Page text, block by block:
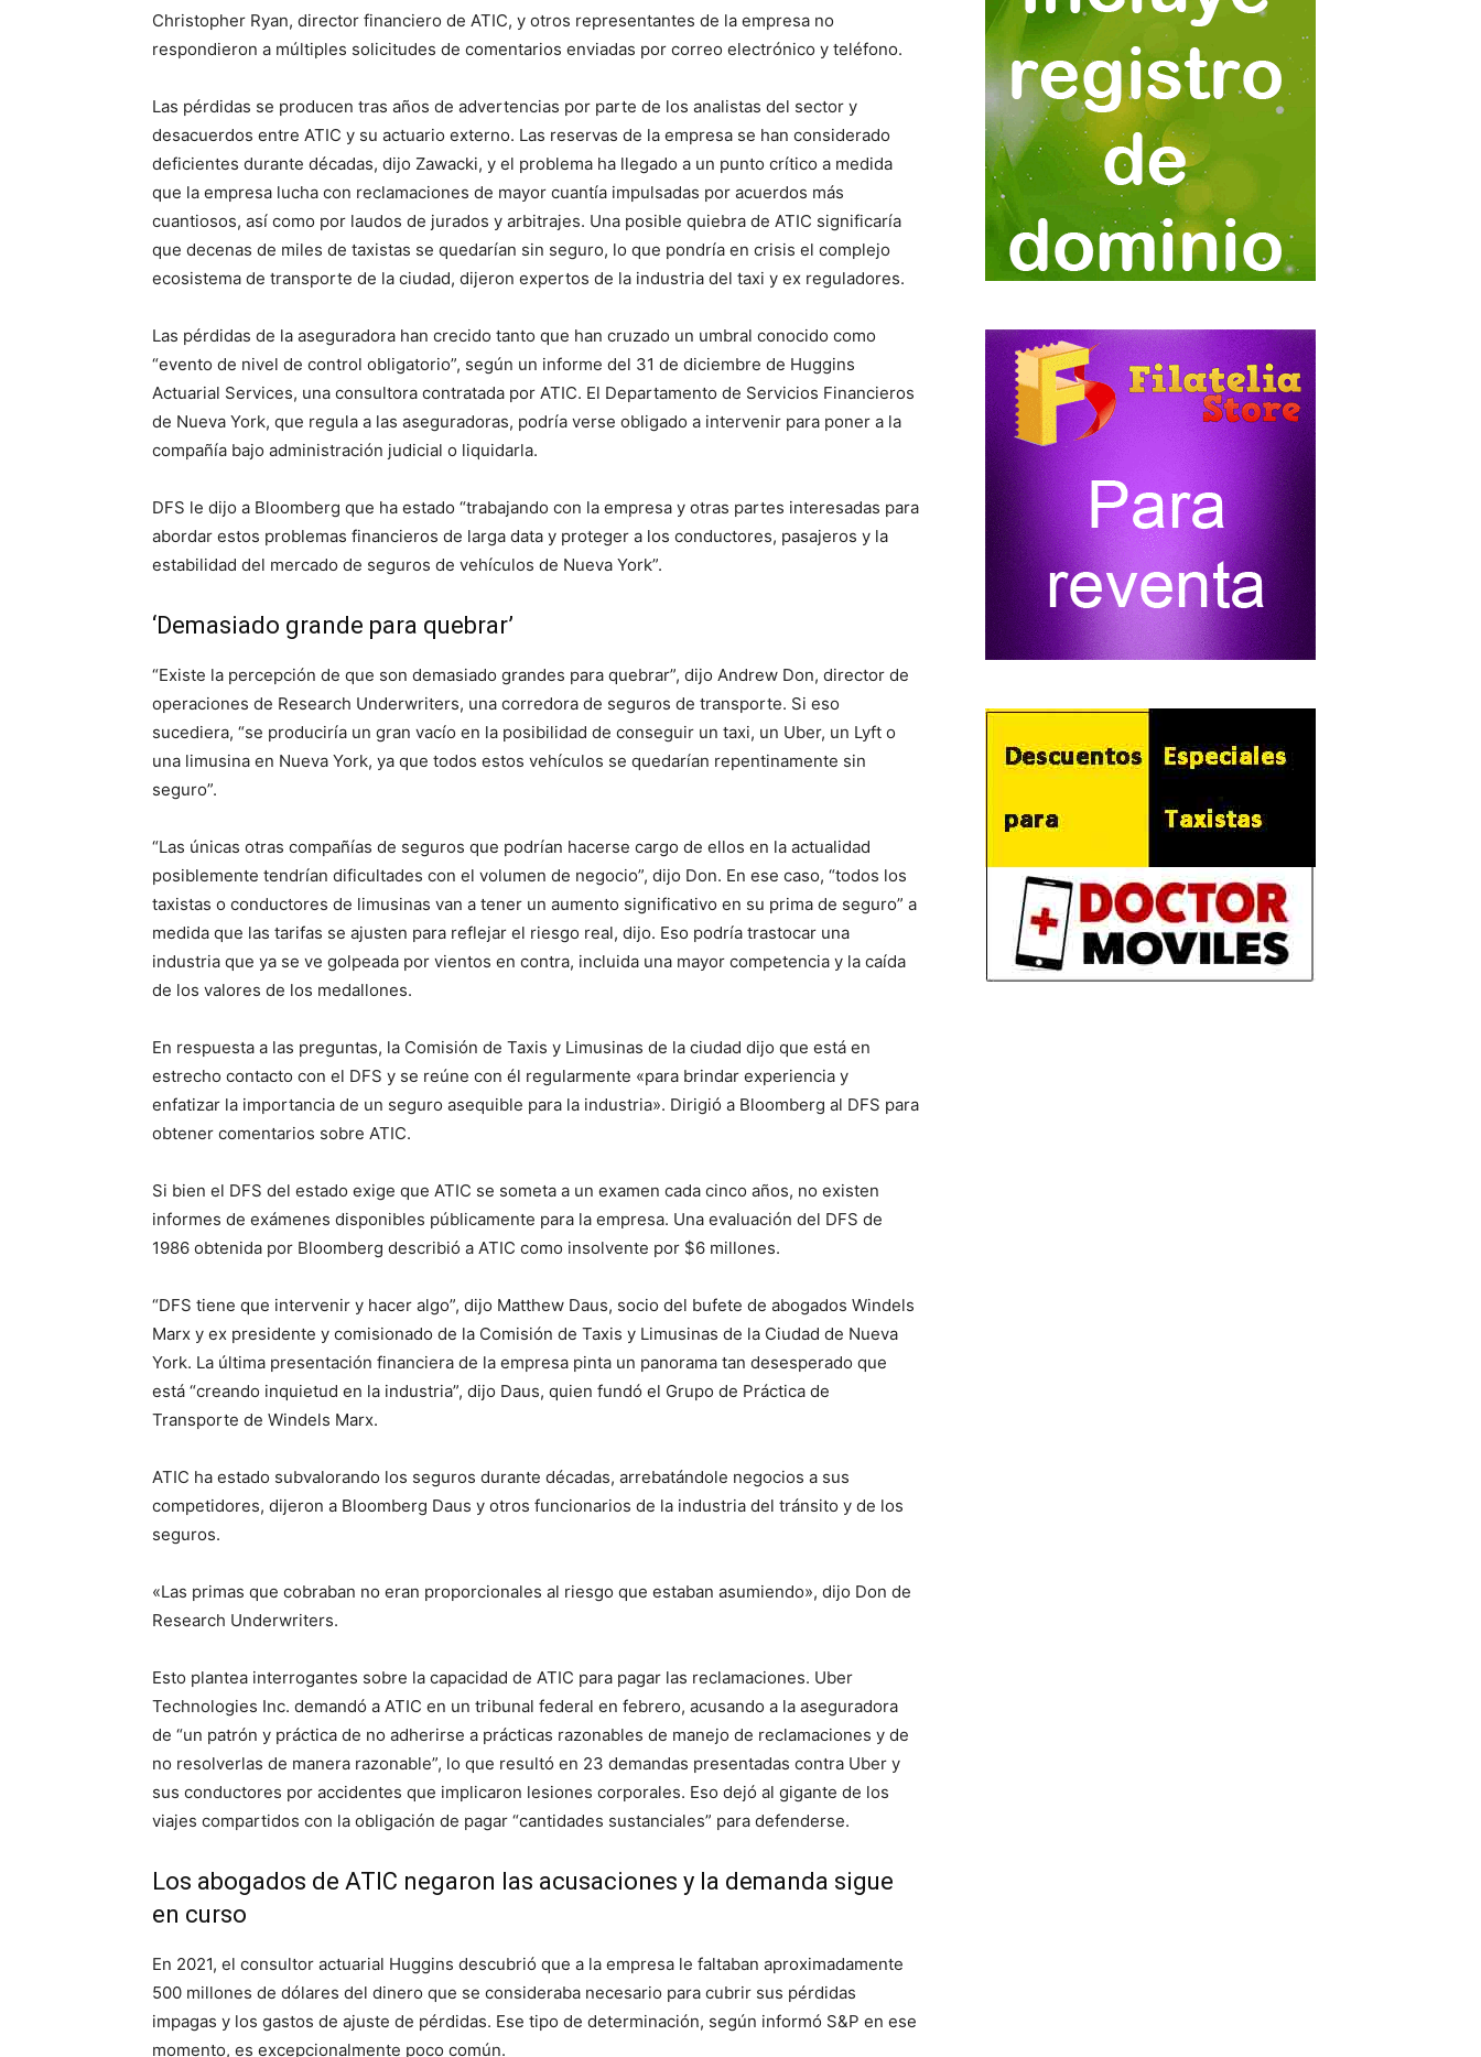
Christopher Ryan, director financiero de ATIC, y otros representantes de la empresa no
respondieron a múltiples solicitudes de comentarios enviadas por correo electrónico y teléfono.
Las pérdidas se producen tras años de advertencias por parte de los analistas del sector y
desacuerdos entre ATIC y su actuario externo. Las reservas de la empresa se han considerado
deficientes durante décadas, dijo Zawacki, y el problema ha llegado a un punto crítico a medida
que la empresa lucha con reclamaciones de mayor cuantía impulsadas por acuerdos más
cuantiosos, así como por laudos de jurados y arbitrajes. Una posible quiebra de ATIC significaría
que decenas de miles de taxistas se quedarían sin seguro, lo que pondría en crisis el complejo
ecosistema de transporte de la ciudad, dijeron expertos de la industria del taxi y ex reguladores.
Las pérdidas de la aseguradora han crecido tanto que han cruzado un umbral conocido como
“evento de nivel de control obligatorio”, según un informe del 31 de diciembre de Huggins
Actuarial Services, una consultora contratada por ATIC. El Departamento de Servicios Financieros
de Nueva York, que regula a las aseguradoras, podría verse obligado a intervenir para poner a la
compañía bajo administración judicial o liquidarla.
DFS le dijo a Bloomberg que ha estado “trabajando con la empresa y otras partes interesadas para
abordar estos problemas financieros de larga data y proteger a los conductores, pasajeros y la
estabilidad del mercado de seguros de vehículos de Nueva York”.
‘Demasiado grande para quebrar’
“Existe la percepción de que son demasiado grandes para quebrar”, dijo Andrew Don, director de
operaciones de Research Underwriters, una corredora de seguros de transporte. Si eso
sucediera, “se produciría un gran vacío en la posibilidad de conseguir un taxi, un Uber, un Lyft o
una limusina en Nueva York, ya que todos estos vehículos se quedarían repentinamente sin
seguro”.
“Las únicas otras compañías de seguros que podrían hacerse cargo de ellos en la actualidad
posiblemente tendrían dificultades con el volumen de negocio”, dijo Don. En ese caso, “todos los
taxistas o conductores de limusinas van a tener un aumento significativo en su prima de seguro” a
medida que las tarifas se ajusten para reflejar el riesgo real, dijo. Eso podría trastocar una
industria que ya se ve golpeada por vientos en contra, incluida una mayor competencia y la caída
de los valores de los medallones.
En respuesta a las preguntas, la Comisión de Taxis y Limusinas de la ciudad dijo que está en
estrecho contacto con el DFS y se reúne con él regularmente «para brindar experiencia y
enfatizar la importancia de un seguro asequible para la industria». Dirigió a Bloomberg al DFS para
obtener comentarios sobre ATIC.
Si bien el DFS del estado exige que ATIC se someta a un examen cada cinco años, no existen
informes de exámenes disponibles públicamente para la empresa. Una evaluación del DFS de
1986 obtenida por Bloomberg describió a ATIC como insolvente por $6 millones.
“DFS tiene que intervenir y hacer algo”, dijo Matthew Daus, socio del bufete de abogados Windels
Marx y ex presidente y comisionado de la Comisión de Taxis y Limusinas de la Ciudad de Nueva
York. La última presentación financiera de la empresa pinta un panorama tan desesperado que
está “creando inquietud en la industria”, dijo Daus, quien fundó el Grupo de Práctica de
Transporte de Windels Marx.
ATIC ha estado subvalorando los seguros durante décadas, arrebatándole negocios a sus
competidores, dijeron a Bloomberg Daus y otros funcionarios de la industria del tránsito y de los
seguros.
«Las primas que cobraban no eran proporcionales al riesgo que estaban asumiendo», dijo Don de
Research Underwriters.
Esto plantea interrogantes sobre la capacidad de ATIC para pagar las reclamaciones. Uber
Technologies Inc. demandó a ATIC en un tribunal federal en febrero, acusando a la aseguradora
de “un patrón y práctica de no adherirse a prácticas razonables de manejo de reclamaciones y de
no resolverlas de manera razonable”, lo que resultó en 23 demandas presentadas contra Uber y
sus conductores por accidentes que implicaron lesiones corporales. Eso dejó al gigante de los
viajes compartidos con la obligación de pagar “cantidades sustanciales” para defenderse.
Los abogados de ATIC negaron las acusaciones y la demanda sigue
en curso
En 2021, el consultor actuarial Huggins descubrió que a la empresa le faltaban aproximadamente
500 millones de dólares del dinero que se consideraba necesario para cubrir sus pérdidas
impagas y los gastos de ajuste de pérdidas. Ese tipo de determinación, según informó S&P en ese
momento, es excepcionalmente poco común.